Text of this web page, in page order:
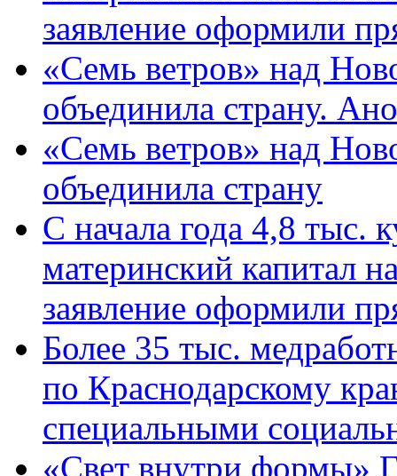
заявление оформили
«Семь ветров» над
объединила страну.
«Семь ветров» над
объединила страну
С начала года 4,8 тыс.
материнский капитал
заявление оформили
Более 35 тыс.
по Краснодарскому
специальными
«Свет внутри формы»